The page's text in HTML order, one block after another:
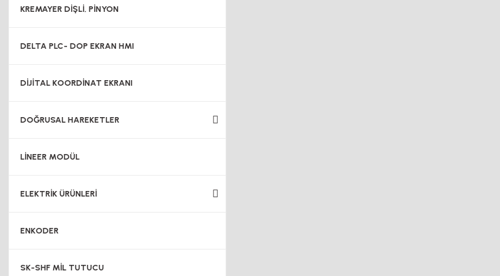
KREMAYER DİŞLİ, PİNYON
DELTA PLC- DOP EKRAN HMI
DİJİTAL KOORDİNAT EKRANI
DOĞRUSAL HAREKETLER
LİNEER MODÜL
ELEKTRİK ÜRÜNLERİ
ENKODER
SK-SHF MİL TUTUCU